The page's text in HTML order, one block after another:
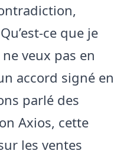
ce que je
veux pas en
accord signé en
parlé des
Axios, cette
les ventes